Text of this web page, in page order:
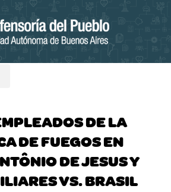
DE LA
DE FUEGOS EN
DE JESUS Y
VS. BRASIL